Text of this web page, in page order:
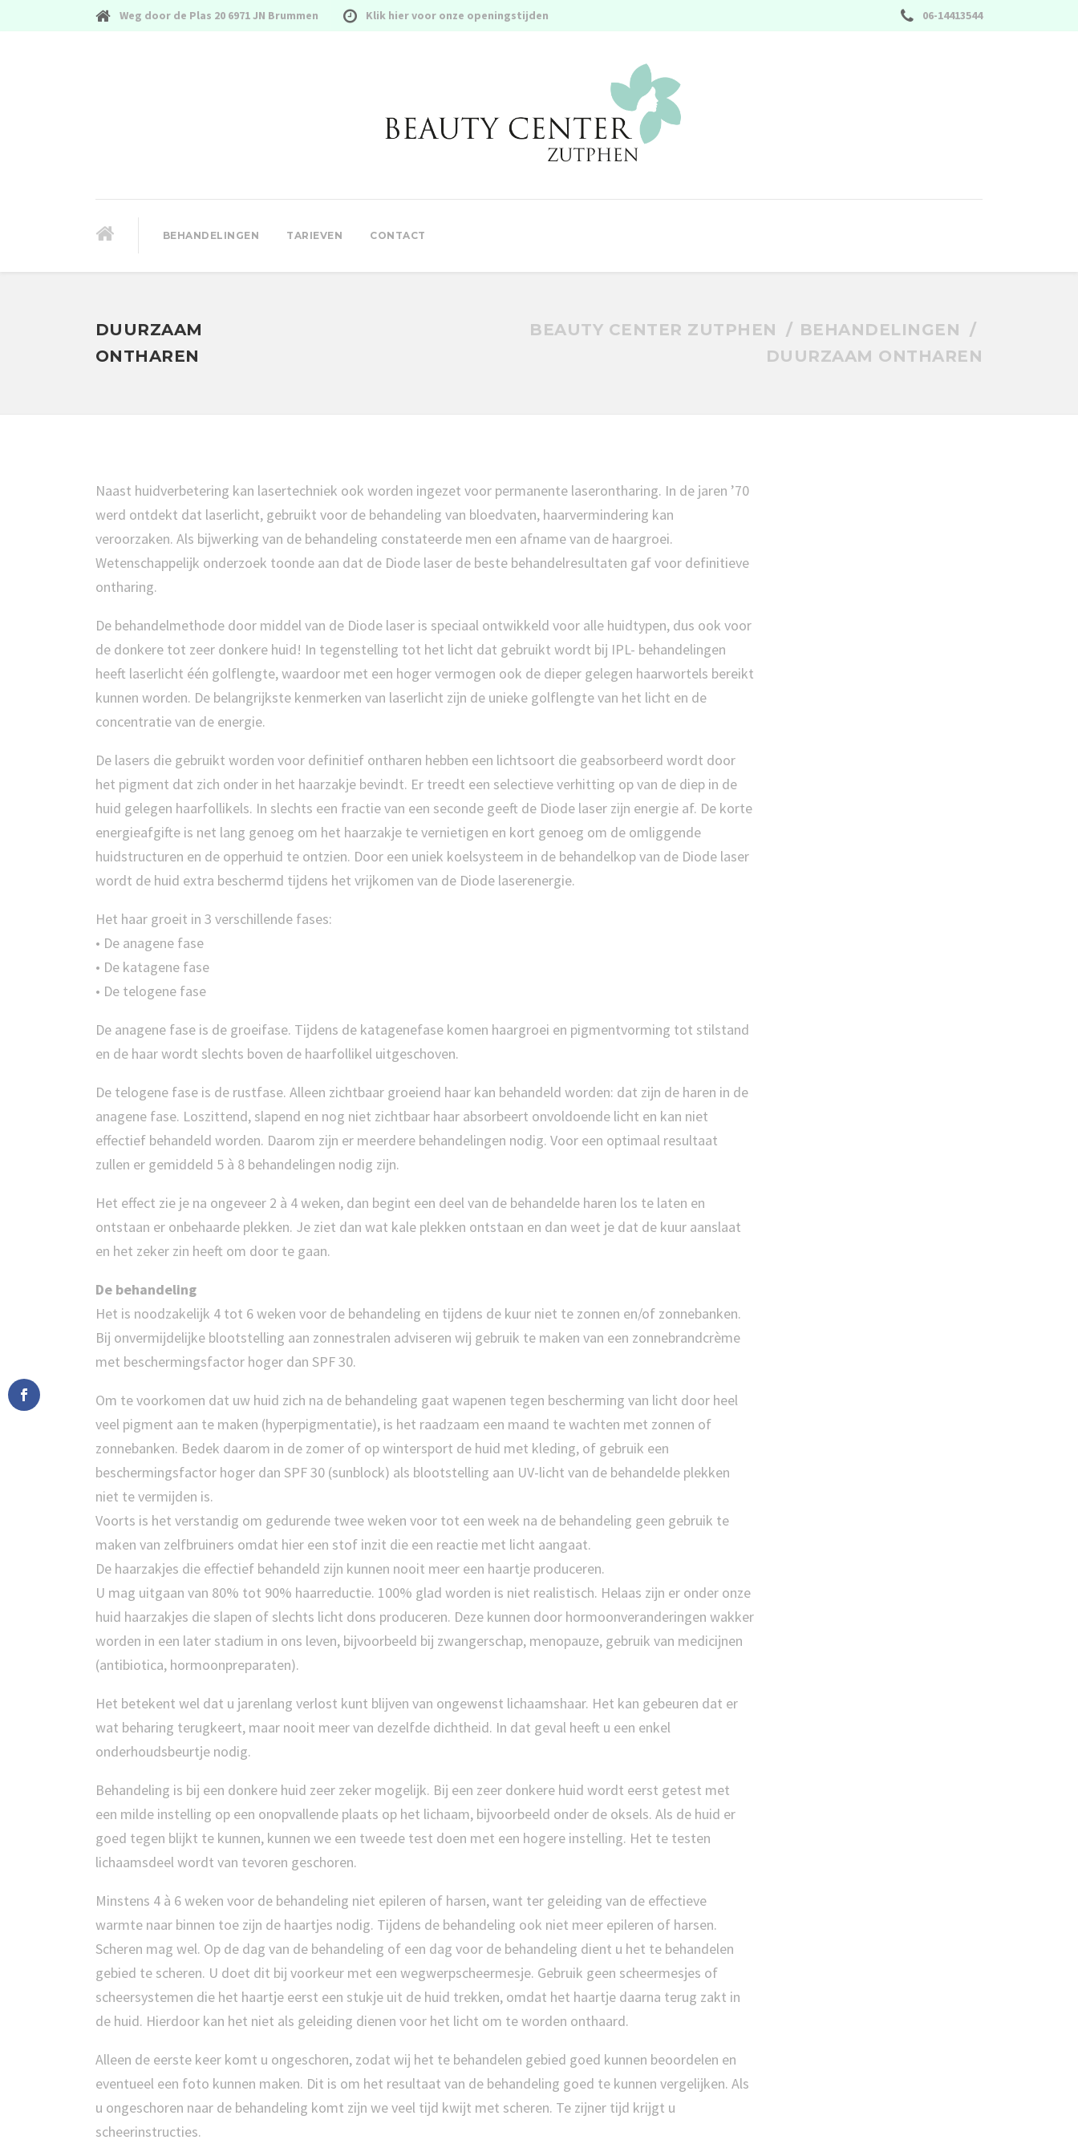
Weg door de Plas 20 6971 JN Brummen Klik hier voor onze openingstijden 06-14413544
BEHANDELINGEN TARIEVEN CONTACT
DUURZAAM
ONTHAREN
BEAUTY CENTER ZUTPHEN
BEHANDELINGEN
DUURZAAM ONTHAREN
Naast huidverbetering kan lasertechniek ook worden ingezet voor permanente laserontharing. In de jaren ’70
werd ontdekt dat laserlicht, gebruikt voor de behandeling van bloedvaten, haarvermindering kan
veroorzaken. Als bijwerking van de behandeling constateerde men een afname van de haargroei.
Wetenschappelijk onderzoek toonde aan dat de Diode laser de beste behandelresultaten gaf voor definitieve
ontharing.
De behandelmethode door middel van de Diode laser is speciaal ontwikkeld voor alle huidtypen, dus ook voor
de donkere tot zeer donkere huid! In tegenstelling tot het licht dat gebruikt wordt bij IPL- behandelingen
heeft laserlicht één golflengte, waardoor met een hoger vermogen ook de dieper gelegen haarwortels bereikt
kunnen worden. De belangrijkste kenmerken van laserlicht zijn de unieke golflengte van het licht en de
concentratie van de energie.
De lasers die gebruikt worden voor definitief ontharen hebben een lichtsoort die geabsorbeerd wordt door
het pigment dat zich onder in het haarzakje bevindt. Er treedt een selectieve verhitting op van de diep in de
huid gelegen haarfollikels. In slechts een fractie van een seconde geeft de Diode laser zijn energie af. De korte
energieafgifte is net lang genoeg om het haarzakje te vernietigen en kort genoeg om de omliggende
huidstructuren en de opperhuid te ontzien. Door een uniek koelsysteem in de behandelkop van de Diode laser
wordt de huid extra beschermd tijdens het vrijkomen van de Diode laserenergie.
Het haar groeit in 3 verschillende fases:
• De anagene fase
• De katagene fase
• De telogene fase
De anagene fase is de groeifase. Tijdens de katagenefase komen haargroei en pigmentvorming tot stilstand
en de haar wordt slechts boven de haarfollikel uitgeschoven.
De telogene fase is de rustfase. Alleen zichtbaar groeiend haar kan behandeld worden: dat zijn de haren in de
anagene fase. Loszittend, slapend en nog niet zichtbaar haar absorbeert onvoldoende licht en kan niet
effectief behandeld worden. Daarom zijn er meerdere behandelingen nodig. Voor een optimaal resultaat
zullen er gemiddeld 5 à 8 behandelingen nodig zijn.
Het effect zie je na ongeveer 2 à 4 weken, dan begint een deel van de behandelde haren los te laten en
ontstaan er onbehaarde plekken. Je ziet dan wat kale plekken ontstaan en dan weet je dat de kuur aanslaat
en het zeker zin heeft om door te gaan.
De behandeling
Het is noodzakelijk 4 tot 6 weken voor de behandeling en tijdens de kuur niet te zonnen en/of zonnebanken.
Bij onvermijdelijke blootstelling aan zonnestralen adviseren wij gebruik te maken van een zonnebrandcrème
met beschermingsfactor hoger dan SPF 30.
Om te voorkomen dat uw huid zich na de behandeling gaat wapenen tegen bescherming van licht door heel
veel pigment aan te maken (hyperpigmentatie), is het raadzaam een maand te wachten met zonnen of
zonnebanken. Bedek daarom in de zomer of op wintersport de huid met kleding, of gebruik een
beschermingsfactor hoger dan SPF 30 (sunblock) als blootstelling aan UV-licht van de behandelde plekken
niet te vermijden is.
Voorts is het verstandig om gedurende twee weken voor tot een week na de behandeling geen gebruik te
maken van zelfbruiners omdat hier een stof inzit die een reactie met licht aangaat.
De haarzakjes die effectief behandeld zijn kunnen nooit meer een haartje produceren.
U mag uitgaan van 80% tot 90% haarreductie. 100% glad worden is niet realistisch. Helaas zijn er onder onze
huid haarzakjes die slapen of slechts licht dons produceren. Deze kunnen door hormoonveranderingen wakker
worden in een later stadium in ons leven, bijvoorbeeld bij zwangerschap, menopauze, gebruik van medicijnen
(antibiotica, hormoonpreparaten).
Het betekent wel dat u jarenlang verlost kunt blijven van ongewenst lichaamshaar. Het kan gebeuren dat er
wat beharing terugkeert, maar nooit meer van dezelfde dichtheid. In dat geval heeft u een enkel
onderhoudsbeurtje nodig.
Behandeling is bij een donkere huid zeer zeker mogelijk. Bij een zeer donkere huid wordt eerst getest met
een milde instelling op een onopvallende plaats op het lichaam, bijvoorbeeld onder de oksels. Als de huid er
goed tegen blijkt te kunnen, kunnen we een tweede test doen met een hogere instelling. Het te testen
lichaamsdeel wordt van tevoren geschoren.
Minstens 4 à 6 weken voor de behandeling niet epileren of harsen, want ter geleiding van de effectieve
warmte naar binnen toe zijn de haartjes nodig. Tijdens de behandeling ook niet meer epileren of harsen.
Scheren mag wel. Op de dag van de behandeling of een dag voor de behandeling dient u het te behandelen
gebied te scheren. U doet dit bij voorkeur met een wegwerpscheermesje. Gebruik geen scheermesjes of
scheersystemen die het haartje eerst een stukje uit de huid trekken, omdat het haartje daarna terug zakt in
de huid. Hierdoor kan het niet als geleiding dienen voor het licht om te worden onthaard.
Alleen de eerste keer komt u ongeschoren, zodat wij het te behandelen gebied goed kunnen beoordelen en
eventueel een foto kunnen maken. Dit is om het resultaat van de behandeling goed te kunnen vergelijken. Als
u ongeschoren naar de behandeling komt zijn we veel tijd kwijt met scheren. Te zijner tijd krijgt u
scheerinstructies.